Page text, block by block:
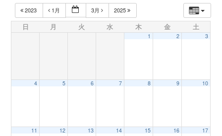
t
i
2023 1月 3月 2025
日 月 火 水 木 金 土
1 2 3
4 5 6 7 8 9 10
11 12 13 14 15 16 17